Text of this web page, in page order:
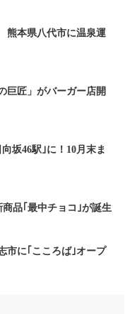
熊本県八代市に温泉運
巨匠」がバーガー店開
坂46駅｣に！10月末ま
品｢最中チョコ｣が誕生
市に｢こころば｣オープ